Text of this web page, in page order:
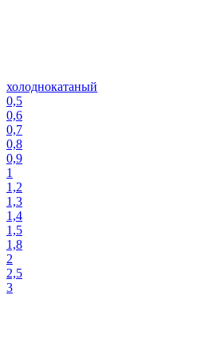
холоднокатаный
0,5
0,6
0,7
0,8
0,9
1
1,2
1,3
1,4
1,5
1,8
2
2,5
3